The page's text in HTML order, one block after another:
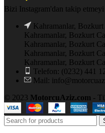
Bizi Instagram'dan takip etmeyi
Kahramanlar,
Kahramanlar, Bozkurt
Kahramanlar, Bozkurt
Kahramanlar, Bozkurt
Kahramanlar, Bozkurt
Telefon: (0232) 441
Mail:
© 2023 MotorcuAziz.com -